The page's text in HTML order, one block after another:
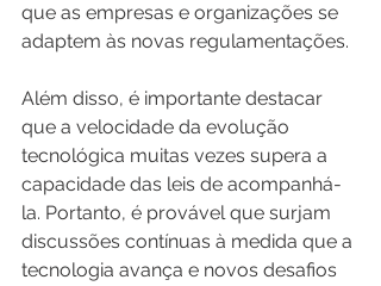
que as empresas e organizações se
adaptem às novas regulamentações.
Além disso, é importante destacar
que a velocidade da evolução
tecnológica muitas vezes supera a
capacidade das leis de acompanhá-
la. Portanto, é provável que surjam
discussões contínuas à medida que a
tecnologia avança e novos desafios